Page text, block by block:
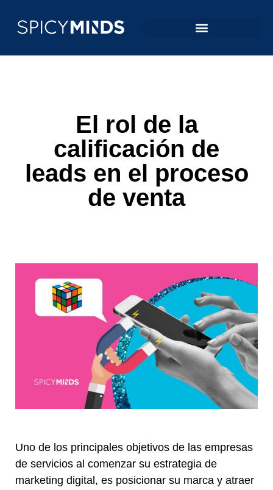
El rol de la
calificación de
leads en el proceso
de venta
Uno de los principales objetivos de las empresas
de servicios al comenzar su estrategia de
marketing digital, es posicionar su marca y atraer